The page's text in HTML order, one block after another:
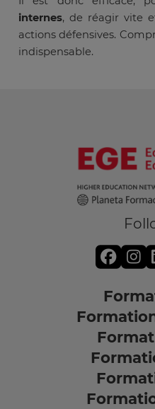
internes, de réagir vite
actions défensives.
indispensable.